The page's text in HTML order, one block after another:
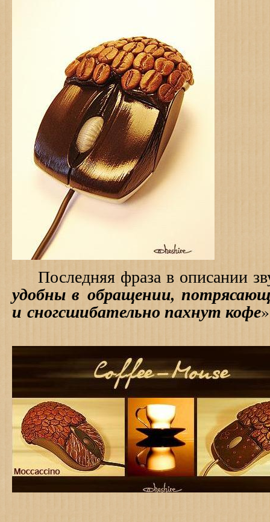
Последняя фраза в описании
удобны в обращении,
и сногсшибательно пахнут кофе